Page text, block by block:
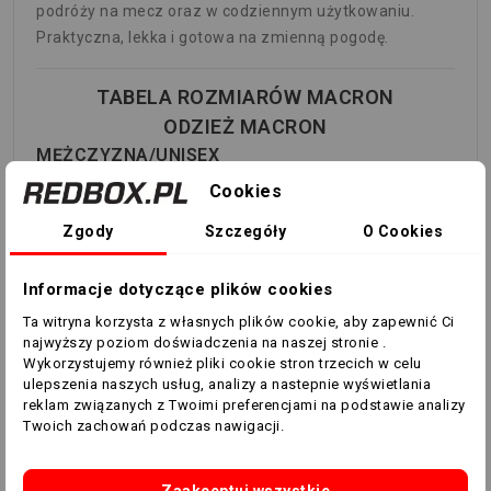
podróży na mecz oraz w codziennym użytkowaniu.
Praktyczna, lekka i gotowa na zmienną pogodę.
TABELA ROZMIARÓW MACRON
ODZIEŻ MACRON
MĘŻCZYZNA/UNISEX
ROZMIAR
WZROST
(cm)
KLATKA
PIERSIOWA
TALIA
M 172-177 96-100 84-88
L 178-183 100-104 88-92
100-
Cookies
Zgody Szczegóły O Cookies
Informacje dotyczące plików cookies
Ta witryna korzysta z własnych plików cookie, aby zapewnić Ci
najwyższy poziom doświadczenia na naszej stronie .
Wykorzystujemy również pliki cookie stron trzecich w celu
ulepszenia naszych usług, analizy a nastepnie wyświetlania
reklam związanych z Twoimi preferencjami na podstawie analizy
Twoich zachowań podczas nawigacji.